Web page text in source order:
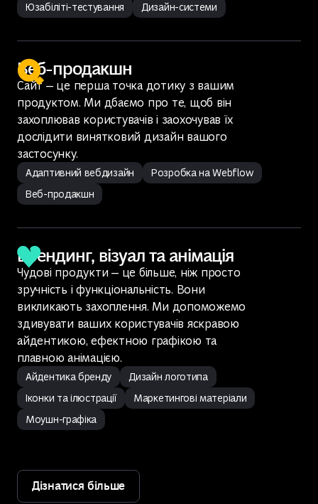
Дізнатися більше
Юзабіліті-тестування
Дизайн-системи
Веб-продакшн
Сайт — це перша точка дотику з вашим
продуктом. Ми дбаємо про те, щоб він
захоплював користувачів і заохочував їх
дослідити винятковий дизайн вашого
застосунку.
Адаптивний вебдизайн
Розробка на Webflow
Веб-продакшн
Брендинг, візуал та анімація
Чудові продукти — це більше, ніж просто
зручність і функціональність. Вони
викликають захоплення. Ми допоможемо
здивувати ваших користувачів яскравою
айдентикою, ефектною графікою та
плавною анімацією.
Айдентика бренду
Дизайн логотипа
Іконки та ілюстрації
Маркетингові матеріали
Моушн-графіка